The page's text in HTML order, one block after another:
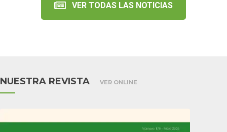
VER TODAS LAS NOTICIAS
NUESTRA REVISTA VER ONLINE